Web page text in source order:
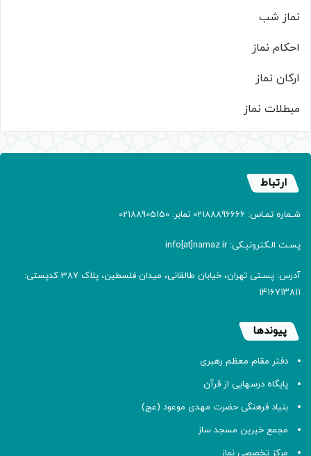
نماز شب
احکام نماز
ارکان نماز
مبطلات نماز
ارتباط
شـماره تمـاس: 02188896666 نمابر: 02188905150
پسـت الـکترونیـکی: info[at]namaz.ir
آدرس: پسـتی تهران، خیابان طالقانی، میدان فلسطین، پلاک 387 کدپستی:
۱۴۱۶۷۱۳۸۱۱
پیوندها
دفتر مقام معظم رهبری
پایگاه درسهایی از قرآن
بنیاد فرهنگی حضرت مهدی موعود (عج)
مجمع خیرین مسجد ساز
مرکز تخصصی نماز